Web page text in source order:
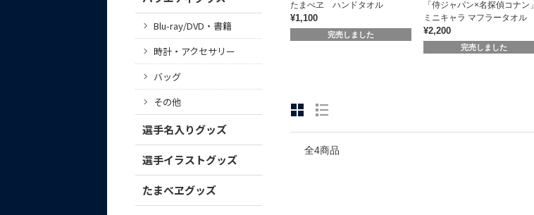
Blu-ray/DVD・書籍
時計・アクセサリー
バッグ
その他
選手名入りグッズ
選手イラストグッズ
たまべヱグッズ
たまべヱ ハンドタオル
¥1,100
完売しました
「侍ジャパン×名探偵コナン」
ミニキャラ マフラータオル
¥2,200
完売しました
全4商品